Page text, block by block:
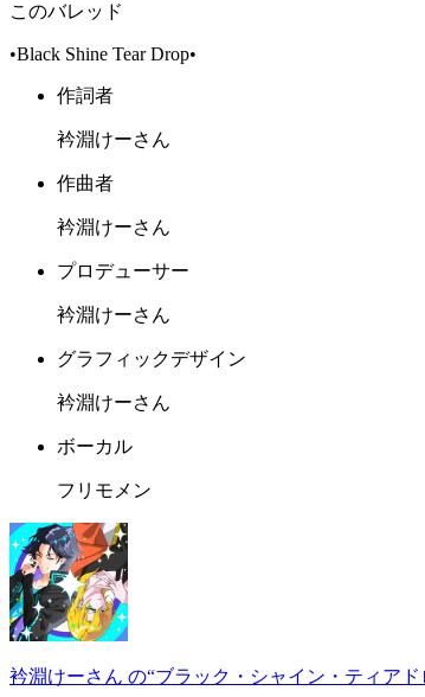
このバレッド
•Black Shine Tear Drop•
作詞者
衿淵けーさん
作曲者
衿淵けーさん
プロデューサー
衿淵けーさん
グラフィックデザイン
衿淵けーさん
ボーカル
フリモメン
衿淵けーさん の“ブラック・シャイン・ティアド